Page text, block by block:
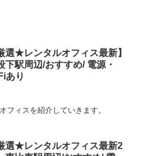
選★レンタルオフィス最新】
下駅周辺/おすすめ/ 電源・
あり
フィスを紹介していきます。
選★レンタルオフィス最新2